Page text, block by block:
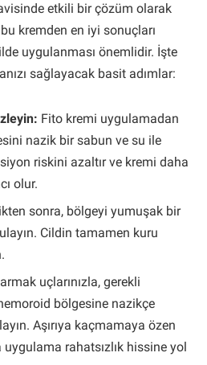
etkili bir çözüm olarak
kremden en iyi sonuçları
uygulanması önemlidir. İşte
sağlayacak basit adımlar:
Fito kremi uygulamadan
nazik bir sabun ve su ile
riskini azaltır ve kremi daha
olur.
sonra, bölgeyi yumuşak bir
Cildin tamamen kuru
uçlarınızla, gerekli
bölgesine nazikçe
Aşırıya kaçmamaya özen
rahatsızlık hissine yol